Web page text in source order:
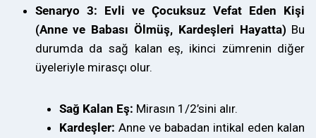
Senaryo 3: Evli ve Çocuksuz Vefat Eden Kişi
(Anne ve Babası Ölmüş, Kardeşleri Hayatta) Bu
durumda da sağ kalan eş, ikinci zümrenin diğer
üyeleriyle mirasçı olur.
Sağ Kalan Eş: Mirasın 1/2’sini alır.
Kardeşler: Anne ve babadan intikal eden kalan